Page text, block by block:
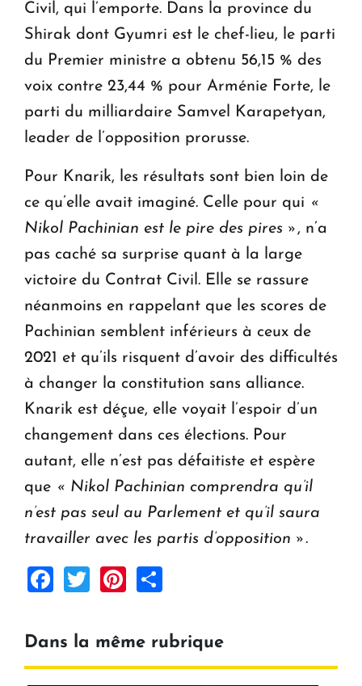
Civil, qui l’emporte. Dans la province du
Shirak dont Gyumri est le chef-lieu, le parti
du Premier ministre a obtenu 56,15 % des
voix contre 23,44 % pour Arménie Forte, le
parti du milliardaire Samvel Karapetyan,
leader de l’opposition prorusse.
Pour Knarik, les résultats sont bien loin de
ce qu’elle avait imaginé. Celle pour qui «
Nikol Pachinian est le pire des pires », n’a
pas caché sa surprise quant à la large
victoire du Contrat Civil. Elle se rassure
néanmoins en rappelant que les scores de
Pachinian semblent inférieurs à ceux de
2021 et qu’ils risquent d’avoir des difficultés
à changer la constitution sans alliance.
Knarik est déçue, elle voyait l’espoir d’un
changement dans ces élections. Pour
autant, elle n’est pas défaitiste et espère
que « Nikol Pachinian comprendra qu’il
n’est pas seul au Parlement et qu’il saura
travailler avec les partis d’opposition ».
Facebook
TwitterPinterest
Dans la même rubrique